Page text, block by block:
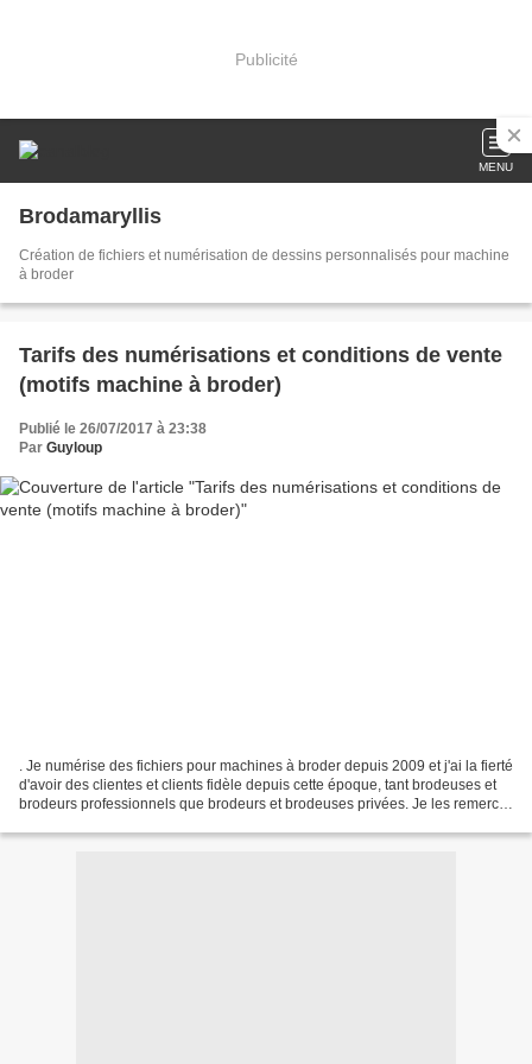
Publicité
MENU
Brodamaryllis
Création de fichiers et numérisation de dessins personnalisés pour machine
à broder
Tarifs des numérisations et conditions de vente
(motifs machine à broder)
Publié le 26/07/2017 à 23:38
Par Guyloup
. Je numérise des fichiers pour machines à broder depuis 2009 et j'ai la fierté
d'avoir des clientes et clients fidèle depuis cette époque, tant brodeuses et
brodeurs professionnels que brodeurs et brodeuses privées. Je les remercie